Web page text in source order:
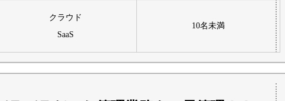
クラウド
SaaS
10名未満